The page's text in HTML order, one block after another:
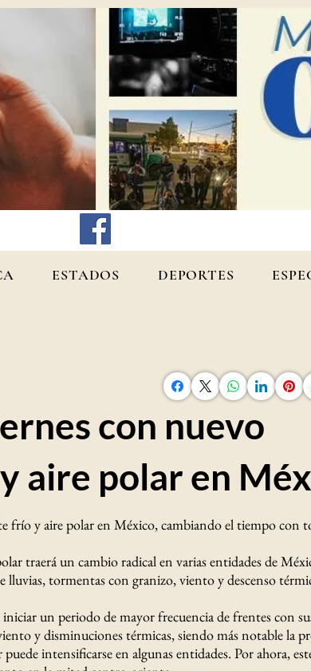
ESTADOS DEPORTES
con nuevo
aire polar en
frío y aire polar en México, cambiando el tiempo con
traerá un cambio radical en varias entidades de
lluvias, tormentas con granizo, viento y descenso
un periodo de mayor frecuencia de frentes con
y disminuciones térmicas, siendo más notable la
intensificarse en algunas entidades. Por ahora,